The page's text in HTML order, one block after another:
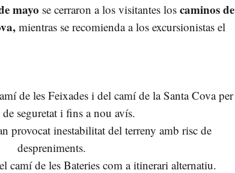
mayo se cerraron a los visitantes los caminos de
mientras se recomienda a los excursionistas el
de les Feixades i del camí de la Santa Cova per
seguretat i fins a nou avís.
provocat inestabilitat del terreny amb risc de
despreniments.
camí de les Bateries com a itinerari alternatiu.